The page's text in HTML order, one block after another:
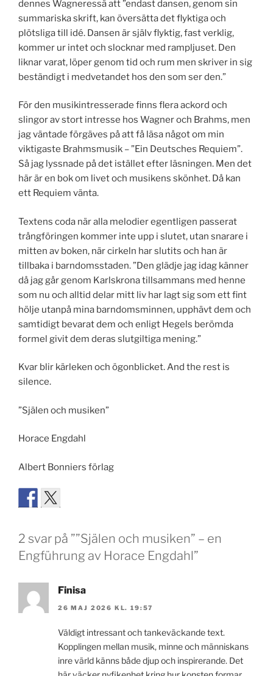
dennes Wagneressä att ”endast dansen, genom sin
summariska skrift, kan översätta det flyktiga och
plötsliga till idé. Dansen är själv flyktig, fast verklig,
kommer ur intet och slocknar med rampljuset. Den
liknar varat, löper genom tid och rum men skriver in sig
beständigt i medvetandet hos den som ser den.”
För den musikintresserade finns flera ackord och
slingor av stort intresse hos Wagner och Brahms, men
jag väntade förgäves på att få läsa något om min
viktigaste Brahmsmusik – ”Ein Deutsches Requiem”.
Så jag lyssnade på det istället efter läsningen. Men det
här är en bok om livet och musikens skönhet. Då kan
ett Requiem vänta.
Textens coda när alla melodier egentligen passerat
trångföringen kommer inte upp i slutet, utan snarare i
mitten av boken, när cirkeln har slutits och han är
tillbaka i barndomsstaden. ”Den glädje jag idag känner
då jag går genom Karlskrona tillsammans med henne
som nu och alltid delar mitt liv har lagt sig som ett fint
hölje utanpå mina barndomsminnen, upphävt dem och
samtidigt bevarat dem och enligt Hegels berömda
formel givit dem deras slutgiltiga mening.”
Kvar blir kärleken och ögonblicket. And the rest is
silence.
”Själen och musiken”
Horace Engdahl
Albert Bonniers förlag
2 svar på ””Själen och musiken” – en
Engführung av Horace Engdahl”
Finisa
26 MAJ 2026 KL. 19:57
Väldigt intressant och tankeväckande text.
Kopplingen mellan musik, minne och människans
inre värld känns både djup och inspirerande. Det